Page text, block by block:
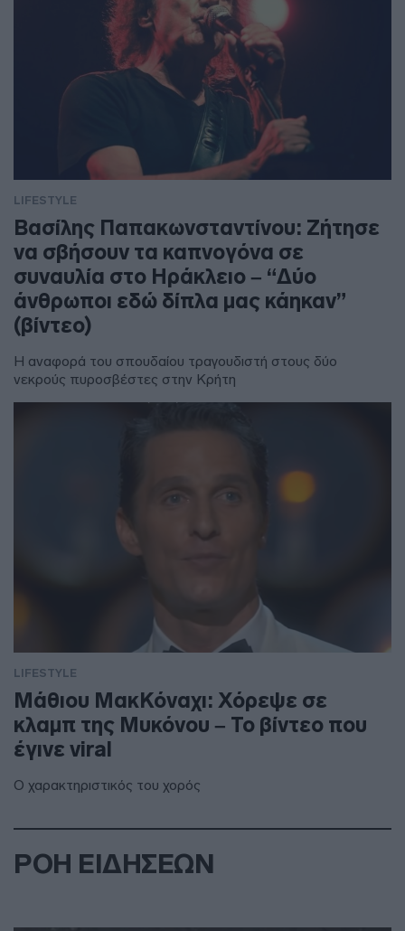
LIFESTYLE
Βασίλης Παπακωνσταντίνου: Ζήτησε
να σβήσουν τα καπνογόνα σε
συναυλία στο Ηράκλειο – “Δύο
άνθρωποι εδώ δίπλα μας κάηκαν”
(βίντεο)
Η αναφορά του σπουδαίου τραγουδιστή στους δύο
νεκρούς πυροσβέστες στην Κρήτη
LIFESTYLE
Μάθιου ΜακΚόναχι: Χόρεψε σε
κλαμπ της Μυκόνου – Το βίντεο που
έγινε viral
Ο χαρακτηριστικός του χορός
ΡΟΗ ΕΙΔΗΣΕΩΝ